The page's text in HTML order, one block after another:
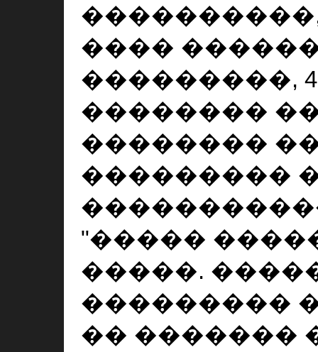
����
���������,
��������
��������
���������
"�����
�����.
���������
�� �������